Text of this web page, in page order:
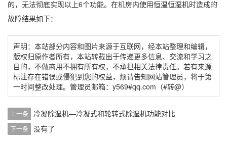
的，无法彻底实现以上6个功能。在机房内使用恒温恒湿机时造成的
故障结果如下：
声明：本站部分内容和图片来源于互联网，经本站整理和编辑，
版权归原作者所有，本站转载出于传递更多信息、交流和学习之
目的，不做商用不拥有所有权，不承担相关法律责任。若有来源
标注存在错误或侵犯到您的权益，烦请告知网站管理员，将于第
一时间整改处理。管理员邮箱：y569#qq.com（#转@）
上一条 冷凝除湿机—冷凝式和轮转式除湿机功能对比
下一条 没有了